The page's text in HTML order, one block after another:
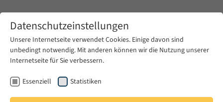
Zum Hauptinhalt springen
Datenschutzeinstellungen
Unsere Internetseite verwendet Cookies. Einige davon sind
unbedingt notwendig. Mit anderen können wir die Nutzung unserer
Internetseite für Sie verbessern.
Essenziell Statistiken